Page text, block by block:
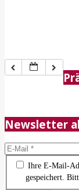
2018-
05-
Newsletter
Ihre E-Mail-
gespeichert.